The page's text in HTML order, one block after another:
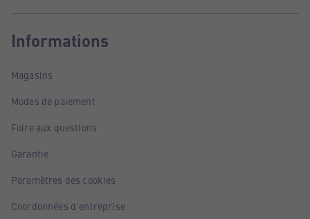
Informations
Magasins
Modes de paiement
Foire aux questions
Garantie
Paramètres des cookies
Coordonnées d'entreprise